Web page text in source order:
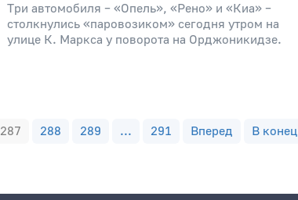
Три автомобиля – «Опель», «Рено» и «Киа» –
столкнулись «паровозиком» сегодня утром на
улице К. Маркса у поворота на Орджоникидзе.
287 288 289 ... 291 Вперед В конец